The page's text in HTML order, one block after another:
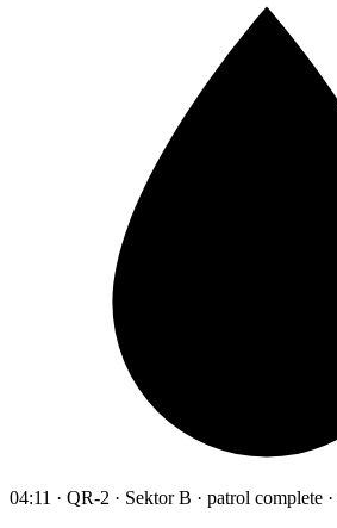
04:11 · QR-2 · Sektor B · patrol complete